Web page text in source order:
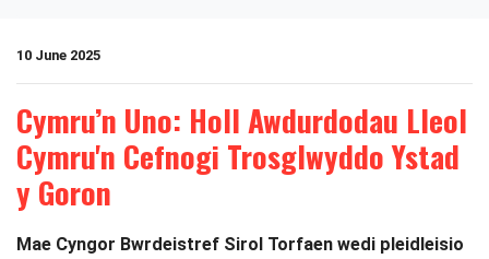
10 June 2025
Cymru’n Uno: Holl Awdurdodau Lleol
Cymru'n Cefnogi Trosglwyddo Ystad
y Goron
Mae Cyngor Bwrdeistref Sirol Torfaen wedi pleidleisio